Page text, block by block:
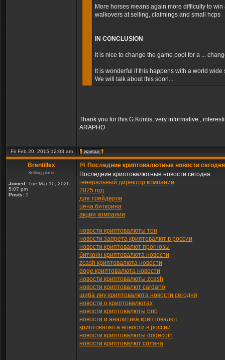
More horses means again more difficulty to
walkovers at selling, claimings and small hcps
IN CONCLUSION
It is nice to change the game pool for a ...
It is wonderful if this happens with a world
We will talk about this soon....
Thank you for this G.Kontis, very informative ,
ARAPHO
Fri Feb 20, 2015 12:03 am
Brentillex
Selling plater
Joined: Tue Mar 10, 2026
5:07 pm
Posts: 1
Последние криптовалютные новости сегодня
Последние криптовалютные новости сегодня
генеральный директор компании
2025 год
для трейдеров
цена биткоина
акции компании
новости криптовалюты тон
новости запрета криптовалют в россии
новости криптовалют прогнозы
биткоин криптовалюта новости
zcash криптовалюта новости
doge криптовалюта новости
новости криптовалюты zcash
новости криптовалют cardano
шиба ину криптовалюта новости сегодня
новости о криптовалютах
новости криптовалюты bnb
новости и аналитика криптовалют
криптовалюта новости в россии
новости криптовалюты dogecoin
новости криптовалют солана